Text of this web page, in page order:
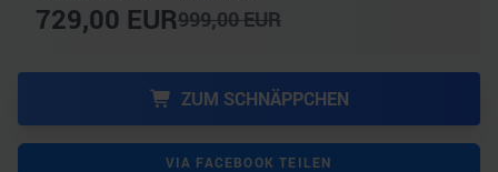
729,00 EUR999,00EUR
ZUM SCHNÄPPCHEN
VIA FACEBOOK TEILEN